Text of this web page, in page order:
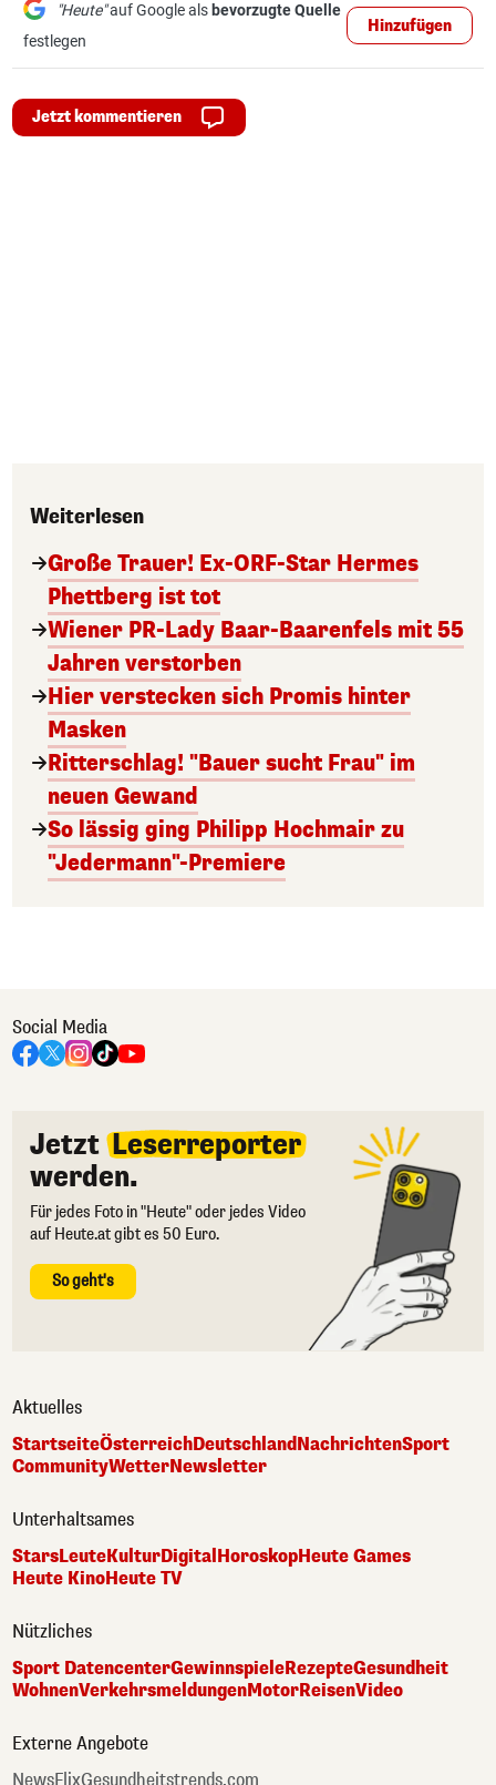
"Heute"auf Google als bevorzugte Quelle
festlegen
Hinzufügen
Jetzt kommentieren
Weiterlesen
Große Trauer! Ex-ORF-Star Hermes
Phettberg ist tot
Wiener PR-Lady Baar-Baarenfels mit 55
Jahren verstorben
Hier verstecken sich Promis hinter
Masken
Ritterschlag! "Bauer sucht Frau" im
neuen Gewand
So lässig ging Philipp Hochmair zu
"Jedermann"-Premiere
Social Media
Jetzt Leserreporter
werden.
Für jedes Foto in "Heute" oder jedes Video
auf Heute.at gibt es 50 Euro.
So geht's
Aktuelles
StartseiteÖsterreichDeutschlandNachrichtenSport
CommunityWetterNewsletter
Unterhaltsames
StarsLeuteKulturDigital HoroskopHeute Games
Heute KinoHeute TV
Nützliches
Sport DatencenterGewinnspieleRezepteGesundheit
WohnenVerkehrsmeldungenMotorReisenVideo
Externe Angebote
NewsFlixGesundheitstrends.com